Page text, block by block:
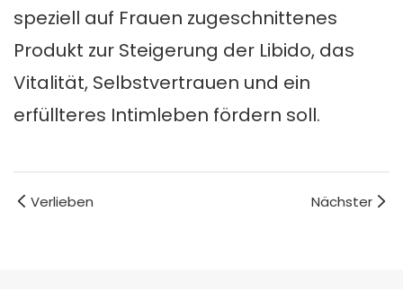
speziell auf Frauen zugeschnittenes
Produkt zur Steigerung der Libido, das
Vitalität, Selbstvertrauen und ein
erfüllteres Intimleben fördern soll.
Verlieben Nächster